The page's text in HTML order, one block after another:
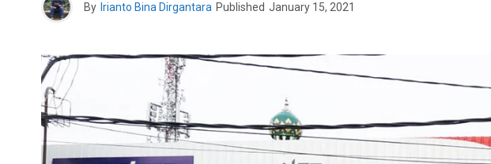
By Irianto Bina Dirgantara Published January 15, 2021